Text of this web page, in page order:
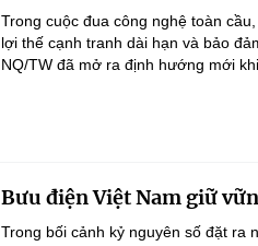
Trong cuộc đua công nghệ toàn
lợi thế cạnh tranh dài hạn và bảo
NQ/TW đã mở ra định hướng mới
Bưu điện Việt Nam giữ
Trong bối cảnh kỷ nguyên số đặt